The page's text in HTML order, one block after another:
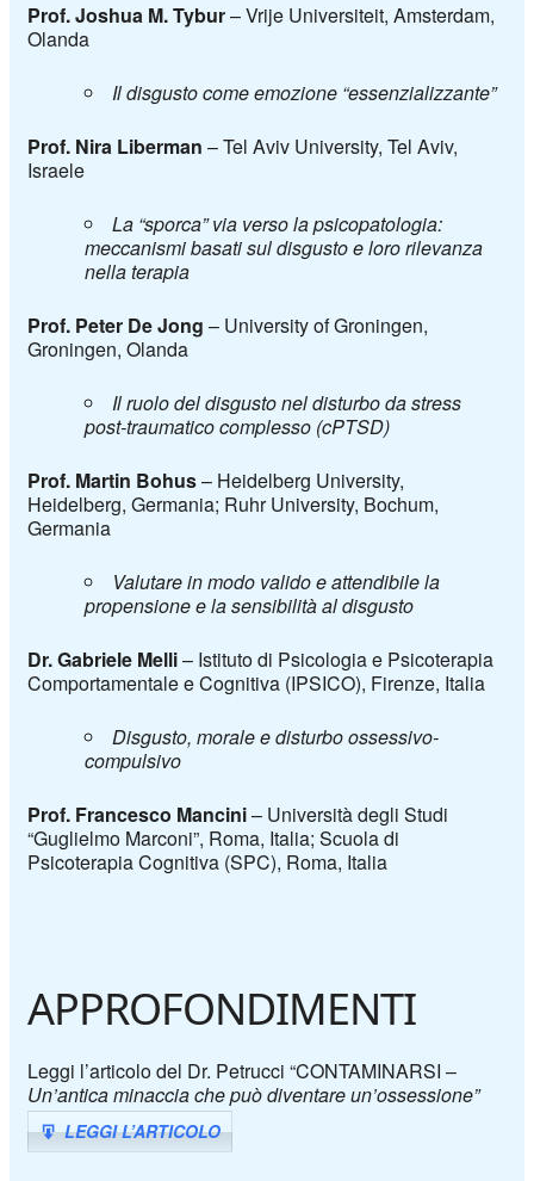
Prof. Joshua M. Tybur– Vrije Universiteit, Amsterdam,
Olanda
Il disgusto come emozione “essenzializzante”
Prof. Nira Liberman – Tel Aviv University, Tel Aviv,
Israele
La “sporca” via verso la psicopatologia:
meccanismi basati sul disgusto e loro rilevanza
nella terapia
Prof. Peter De Jong – University of Groningen,
Groningen, Olanda
Il ruolo del disgusto nel disturbo da stress
post-traumatico complesso (cPTSD)
Prof. Martin Bohus– Heidelberg University,
Heidelberg, Germania; Ruhr University, Bochum,
Germania
Valutare in modo valido e attendibile la
propensione e la sensibilità al disgusto
Dr. Gabriele Melli– Istituto di Psicologia e Psicoterapia
Comportamentale e Cognitiva (IPSICO), Firenze, Italia
Disgusto, morale e disturbo ossessivo-
compulsivo
Prof. Francesco Mancini– Università degli Studi
“Guglielmo Marconi”, Roma, Italia;Scuola di
Psicoterapia Cognitiva (SPC), Roma, Italia
APPROFONDIMENTI
Leggi l’articolo del Dr. Petrucci “CONTAMINARSI –
Un’antica minaccia che può diventare un’ossessione”
LEGGI L’ARTICOLO